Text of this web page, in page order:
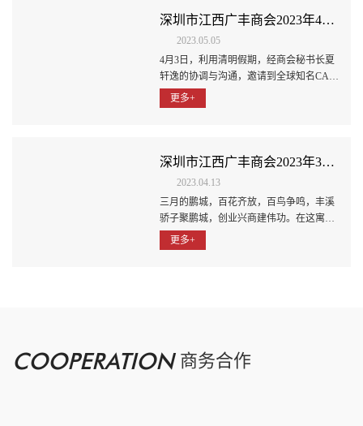
深圳市江西广丰商会2023年4月份简报
2023.05.05
4月3日，利用清明假期，经商会秘书长夏
轩逸的协调与沟通，邀请到全球知名CAD
首席科学家叶修梓博士回母校广丰中学讲
学分享、传授科学前沿技术、传经送宝，
更多+
深圳市江西广丰商会2023年3月份简报
2023.04.13
三月的鹏城，百花齐放，百鸟争鸣，丰溪
骄子聚鹏城，创业兴商建伟功。在这寓意
着美好与希望的阳春三月，深圳市江西广
丰商会圆满召开第三届第一次会员大会、
更多+
COOPERATION 商务合作